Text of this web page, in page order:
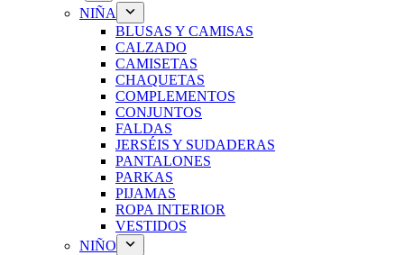
NIÑA
BLUSAS Y CAMISAS
CALZADO
CAMISETAS
CHAQUETAS
COMPLEMENTOS
CONJUNTOS
FALDAS
JERSÉIS Y SUDADERAS
PANTALONES
PARKAS
PIJAMAS
ROPA INTERIOR
VESTIDOS
NIÑO